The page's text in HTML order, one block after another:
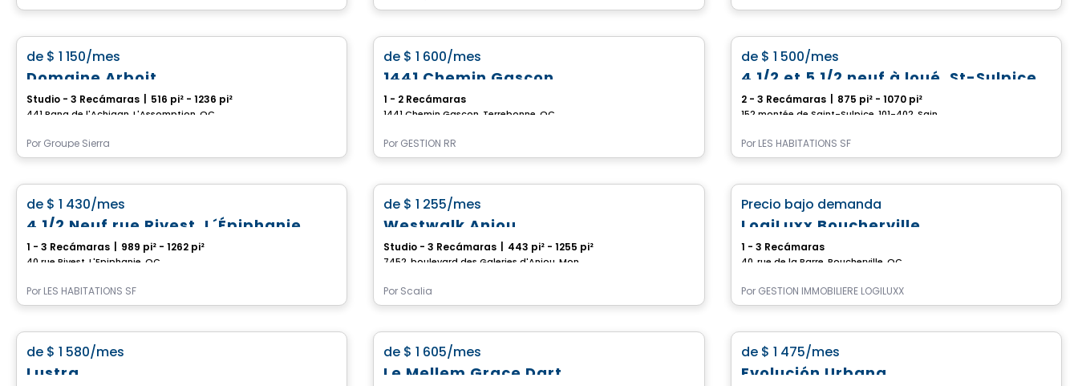
Condominio/Apartamento
de $ 1 150/mes
Domaine Arboit
Studio - 3 Recámaras 516 pi² - 1236 pi²
441 Rang de l'Achigan, L'Assomption, QC
Por Groupe Sierra
apartment
de $ 1 600/mes
1441 Chemin Gascon
1 - 2 Recámaras
1441 Chemin Gascon, Terrebonne, QC
Por GESTION RR
Condominio/Apartamento
de $ 1 500/mes
4 1/2 et 5 1/2 neuf à loué, St-Sulpice
2 - 3 Recámaras 875 pi² - 1070 pi²
Por LES HABITATIONS SF
Condominio/Apartamento
de $ 1 430/mes
4 1/2 Neuf rue Rivest, L´Épiphanie
1 - 3 Recámaras 989 pi² - 1262 pi²
40 rue Rivest, L'Epiphanie, QC
Por LES HABITATIONS SF
Condominio/Apartamento
de $ 1 255/mes
Westwalk Anjou
Studio - 3 Recámaras 443 pi² - 1255 pi²
Por Scalia
Condominio/Apartamento
Precio bajo demanda
LogiLuxx Boucherville
1 - 3 Recámaras
40, rue de la Barre, Boucherville, QC
Por GESTION IMMOBILIÈRE LOGILUXX
Condominio/Apartamento
de $ 1 580/mes
Lustra
Condominio/Apartamento
de $ 1 605/mes
Le Mellem Grace Dart
Condominio/Apartamento
de $ 1 475/mes
Evolución Urbana